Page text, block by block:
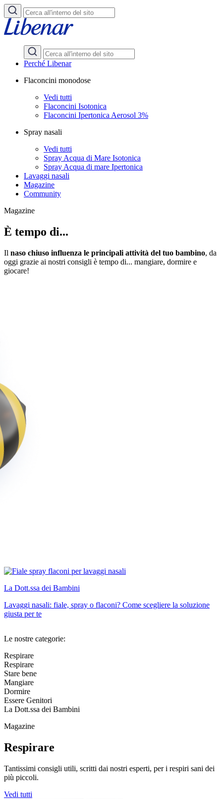
Perché Libenar
Flaconcini monodose
Vedi tutti
Flaconcini Isotonica
Flaconcini Ipertonica Aerosol 3%
Spray nasali
Vedi tutti
Spray Acqua di Mare Isotonica
Spray Acqua di mare Ipertonica
Lavaggi nasali
Magazine
Community
Magazine
È tempo di...
Il naso chiuso influenza le principali attività del tuo bambino, da
oggi grazie ai nostri consigli è tempo di... mangiare, dormire e
giocare!
La Dott.ssa dei Bambini
Lavaggi nasali: fiale, spray o flaconi? Come scegliere la soluzione
giusta per te
Le nostre categorie:
Respirare
Respirare
Stare bene
Mangiare
Dormire
Essere Genitori
La Dott.ssa dei Bambini
Magazine
Respirare
Tantissimi consigli utili, scritti dai nostri esperti, per i respiri sani dei
più piccoli.
Vedi tutti